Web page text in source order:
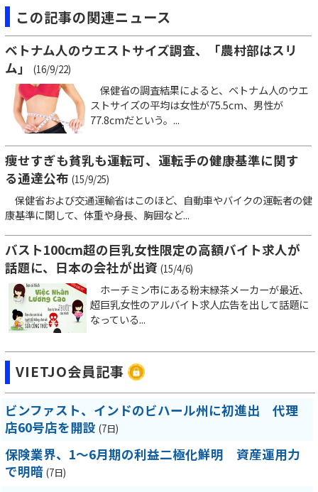
この記事の関連ニュース
ベトナム人のウエストサイズ調査、「農村部はスリ
ム」
(16/9/22)
保健省の調査結果によると、ベトナム人のウエ
ストサイズの平均は女性が75.5cm、男性が
77.8cmだという。...
痩せすぎも貧乳も運転可、運転手の健康基準に関す
る通達公布 (15/9/25)
保健省および交通運輸省はこのほど、自動車やバイクの運転者の健
康基準に関して、体重や身長、胸囲など...
バスト100cm超の巨乳女性限定の高額バイト求人が
話題に、日本の会社が出資 (15/4/6)
ホーチミン市にある粉末緑茶メーカーが最近、
超巨乳女性のアルバイト求人広告を出して話題に
なっている...
VIETJO会員記事
ビンファスト、インドのビハール州に初進出 代理
店60号店を開設 (7日)
保険業界、1～6月期の利益二極化鮮明 資産運用力
で明暗 (7日)